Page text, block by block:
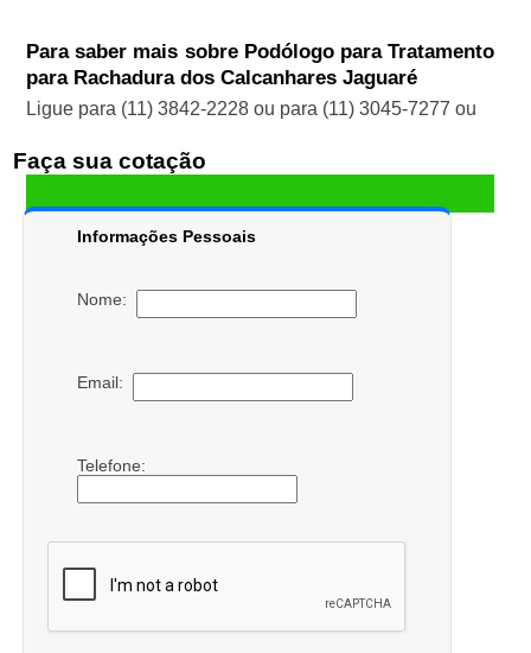
Para saber mais sobre Podólogo para Tratamento
para Rachadura dos Calcanhares Jaguaré
Ligue para (11) 3842-2228ou para (11) 3045-7277 ou
Faça sua cotação
Informações Pessoais
Nome:
Email:
Telefone: